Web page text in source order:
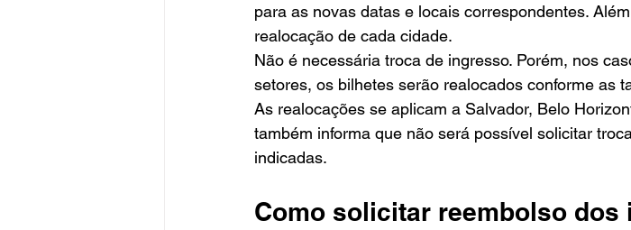
para as novas datas e locais correspondentes.
realocação de cada cidade.
Não é necessária troca de ingresso. Porém, nos
setores, os bilhetes serão realocados conforme as
As realocações se aplicam a Salvador, Belo
também informa que não será possível solicitar
indicadas.
Como solicitar reembolso dos